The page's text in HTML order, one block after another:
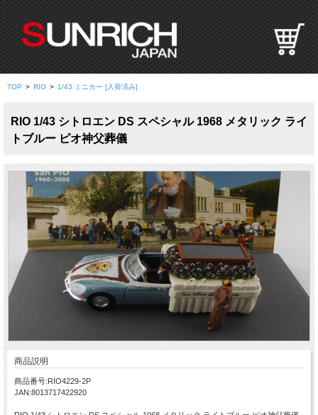
R
I
H
J
P
A
N
TOP > RIO > 1/43 ミニカー [入荷済み]
RIO 1/43 シトロエン DS スペシャル 1968 メタリック ライ
トブルー ピオ神父葬儀
商品説明
商品番号:RIO4229-2P
JAN:8013717422920